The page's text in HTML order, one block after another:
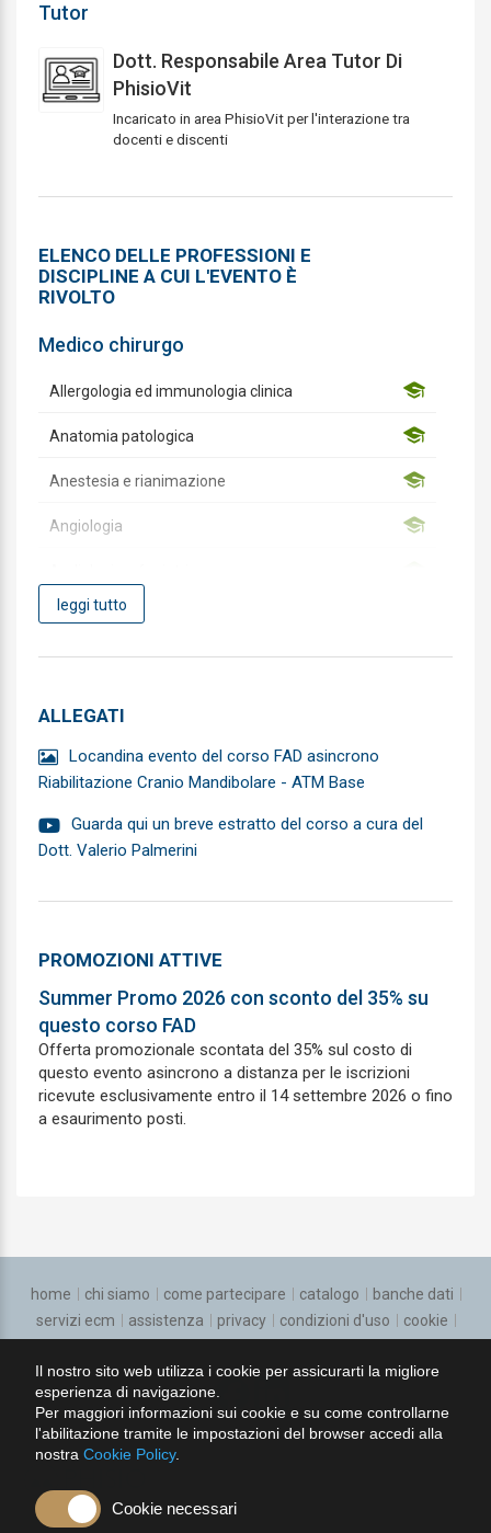
Il nostro sito web utilizza i cookie per assicurarti la migliore
esperienza di navigazione.
Per maggiori informazioni sui cookie e su come controllarne
l'abilitazione tramite le impostazioni del browser accedi alla
nostra Cookie Policy.
Cookie necessari
Tutor
Dott. Responsabile Area Tutor Di
PhisioVit
Incaricato in area PhisioVit per l'interazione tra
docenti e discenti
ELENCO DELLE PROFESSIONI E
DISCIPLINE A CUI L'EVENTO È
RIVOLTO
Medico chirurgo
Allergologia ed immunologia clinica
Anatomia patologica
Anestesia e rianimazione
Angiologia
Biochimica clinica
Cardiochirurgia
Cardiologia
Chirurgia Generale
Chirurgia pediatrica
Continuita assistenziale
Cure Palliative
Dermatologia e venereologia
Epidemiologia
Farmacologia e tossicologia clinica
Gastroenterologia
Genetica medica
Ginecologia e ostetricia
leggi tutto
ALLEGATI
Locandina evento del corso FAD asincrono
Riabilitazione Cranio Mandibolare - ATM Base
Guarda qui un breve estratto del corso a cura del
Dott. Valerio Palmerini
PROMOZIONI ATTIVE
Summer Promo 2026 con sconto del 35% su
questo corso FAD
Offerta promozionale scontata del 35% sul costo di
questo evento asincrono a distanza per le iscrizioni
ricevute esclusivamente entro il 14 settembre 2026 o fino
a esaurimento posti.
home chi siamo come partecipare catalogo
banche dati
servizi ecm
assistenza privacy condizioni d'uso
cookie
seguici su: